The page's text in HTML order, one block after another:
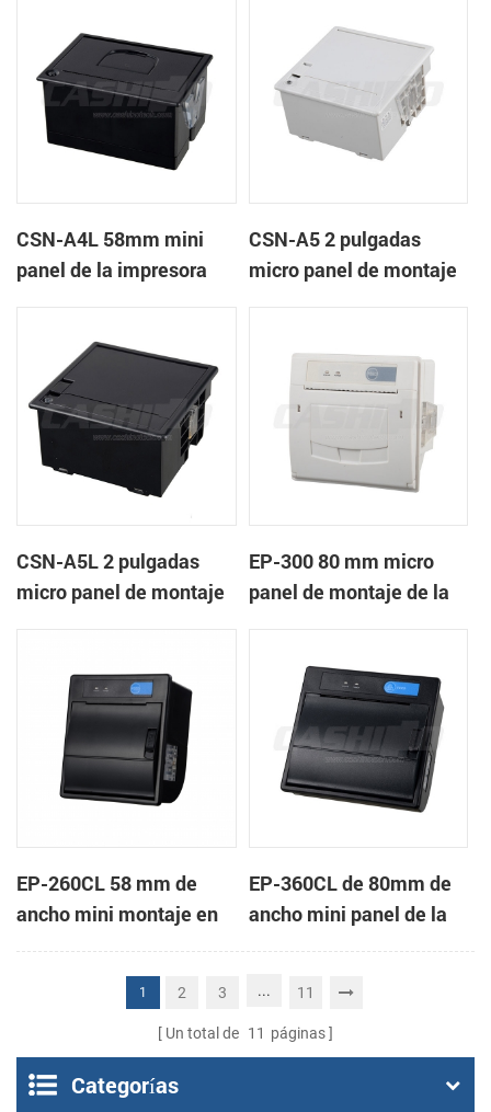
CSN-A4L 58mm mini
panel de la impresora
CSN-A5 2 pulgadas
micro panel de montaje
CSN-A5L 2 pulgadas
micro panel de montaje
EP-300 80 mm micro
panel de montaje de la
EP-260CL 58 mm de
ancho mini montaje en
panel de la impresora
térmica con auto-
EP-360CL de 80mm de
ancho mini panel de la
impresora térmica con
1 2 3 ... 11
Un total de 11 páginas
Categorías